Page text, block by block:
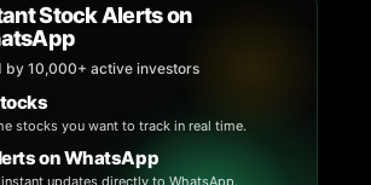
Stock Alerts on
by 10,000+ active investors
stocks you want to track in real time.
on WhatsApp
instant updates directly to WhatsApp.